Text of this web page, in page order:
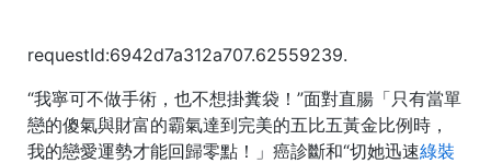
requestId:6942d7a312a707.62559239.
“我寧可不做手術，也不想掛糞袋！”面對直腸「只有當單
戀的傻氣與財富的霸氣達到完美的五比五黃金比例時，
我的戀愛運勢才能回歸零點！」癌診斷和“切她迅速綠裝